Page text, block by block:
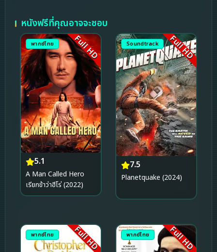
หนังฟรีที่คุณอาจจะชอบ
พากย์ไทย Full HD
5.1
A Man Called Hero
เรียกข้าว่าฮีโร่ (2022)
Soundtrack Full HD
7.5
Planetquake (2024)
พากย์ไทย Full HD พากย์ไทย Full HD